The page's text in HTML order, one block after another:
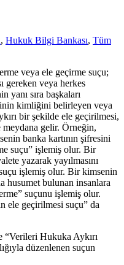
, Hukuk Bilgi Bankası, Tüm
veya ele geçirme suçu;
gereken veya herkes
yanı sıra başkaları
kimliğini belirleyen veya
bir şekilde ele geçirilmesi,
meydana gelir. Örneğin,
banka kartının şifresini
suçu” işlemiş olur. Bir
yazarak yayılmasını
işlemiş olur. Bir kimsenin
husumet bulunan insanlara
suçunu işlemiş olur.
ele geçirilmesi suçu” da
“Verileri Hukuka Aykırı
düzenlenen suçun